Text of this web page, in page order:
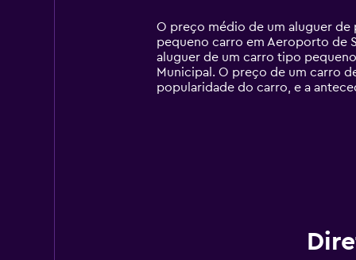
14
categories.
The
chart
has
O preço médio de um aluguer de
pequeno carro em Aeroporto de
aluguer de um carro tipo
Municipal. O preço de um carro
popularidade do carro, e a